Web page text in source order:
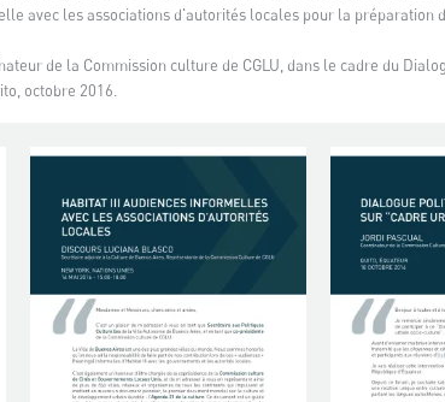
avec les associations d'autorités locales pour la préparation
de la Commission culture de CGLU, dans le cadre du
octobre 2016.